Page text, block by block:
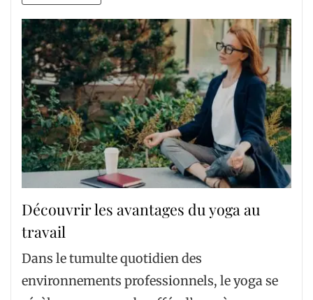
Découvrir les avantages du yoga au
travail
Dans le tumulte quotidien des
environnements professionnels, le yoga se